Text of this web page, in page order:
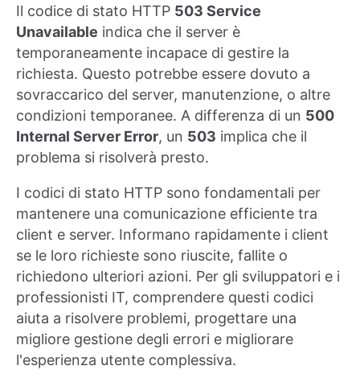
Il codice di stato HTTP 503 Service
Unavailable indica che il server è
temporaneamente incapace di gestire la
richiesta. Questo potrebbe essere dovuto a
sovraccarico del server, manutenzione, o altre
condizioni temporanee. A differenza di un 500
Internal Server Error, un 503 implica che il
problema si risolverà presto.
I codici di stato HTTP sono fondamentali per
mantenere una comunicazione efficiente tra
client e server. Informano rapidamente i client
se le loro richieste sono riuscite, fallite o
richiedono ulteriori azioni. Per gli sviluppatori e i
professionisti IT, comprendere questi codici
aiuta a risolvere problemi, progettare una
migliore gestione degli errori e migliorare
l'esperienza utente complessiva.